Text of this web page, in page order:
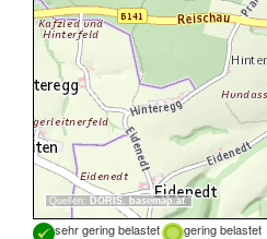
Quellen: DORIS, basemap.at
sehr gering belastet gering belastet